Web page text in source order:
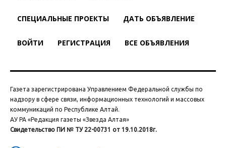
СПЕЦИАЛЬНЫЕ ПРОЕКТЫ ДАТЬ ОБЪЯВЛЕНИЕ
ВОЙТИ РЕГИСТРАЦИЯ ВСЕ ОБЪЯВЛЕНИЯ
Газета зарегистрирована Управлением Федеральной службы по
надзору в сфере связи, информационных технологий и массовых
коммуникаций по Республике Алтай.
АУ РА «Редакция газеты «Звезда Алтая»
Свидетельство ПИ № ТУ 22-00731 от 19.10.2018г.